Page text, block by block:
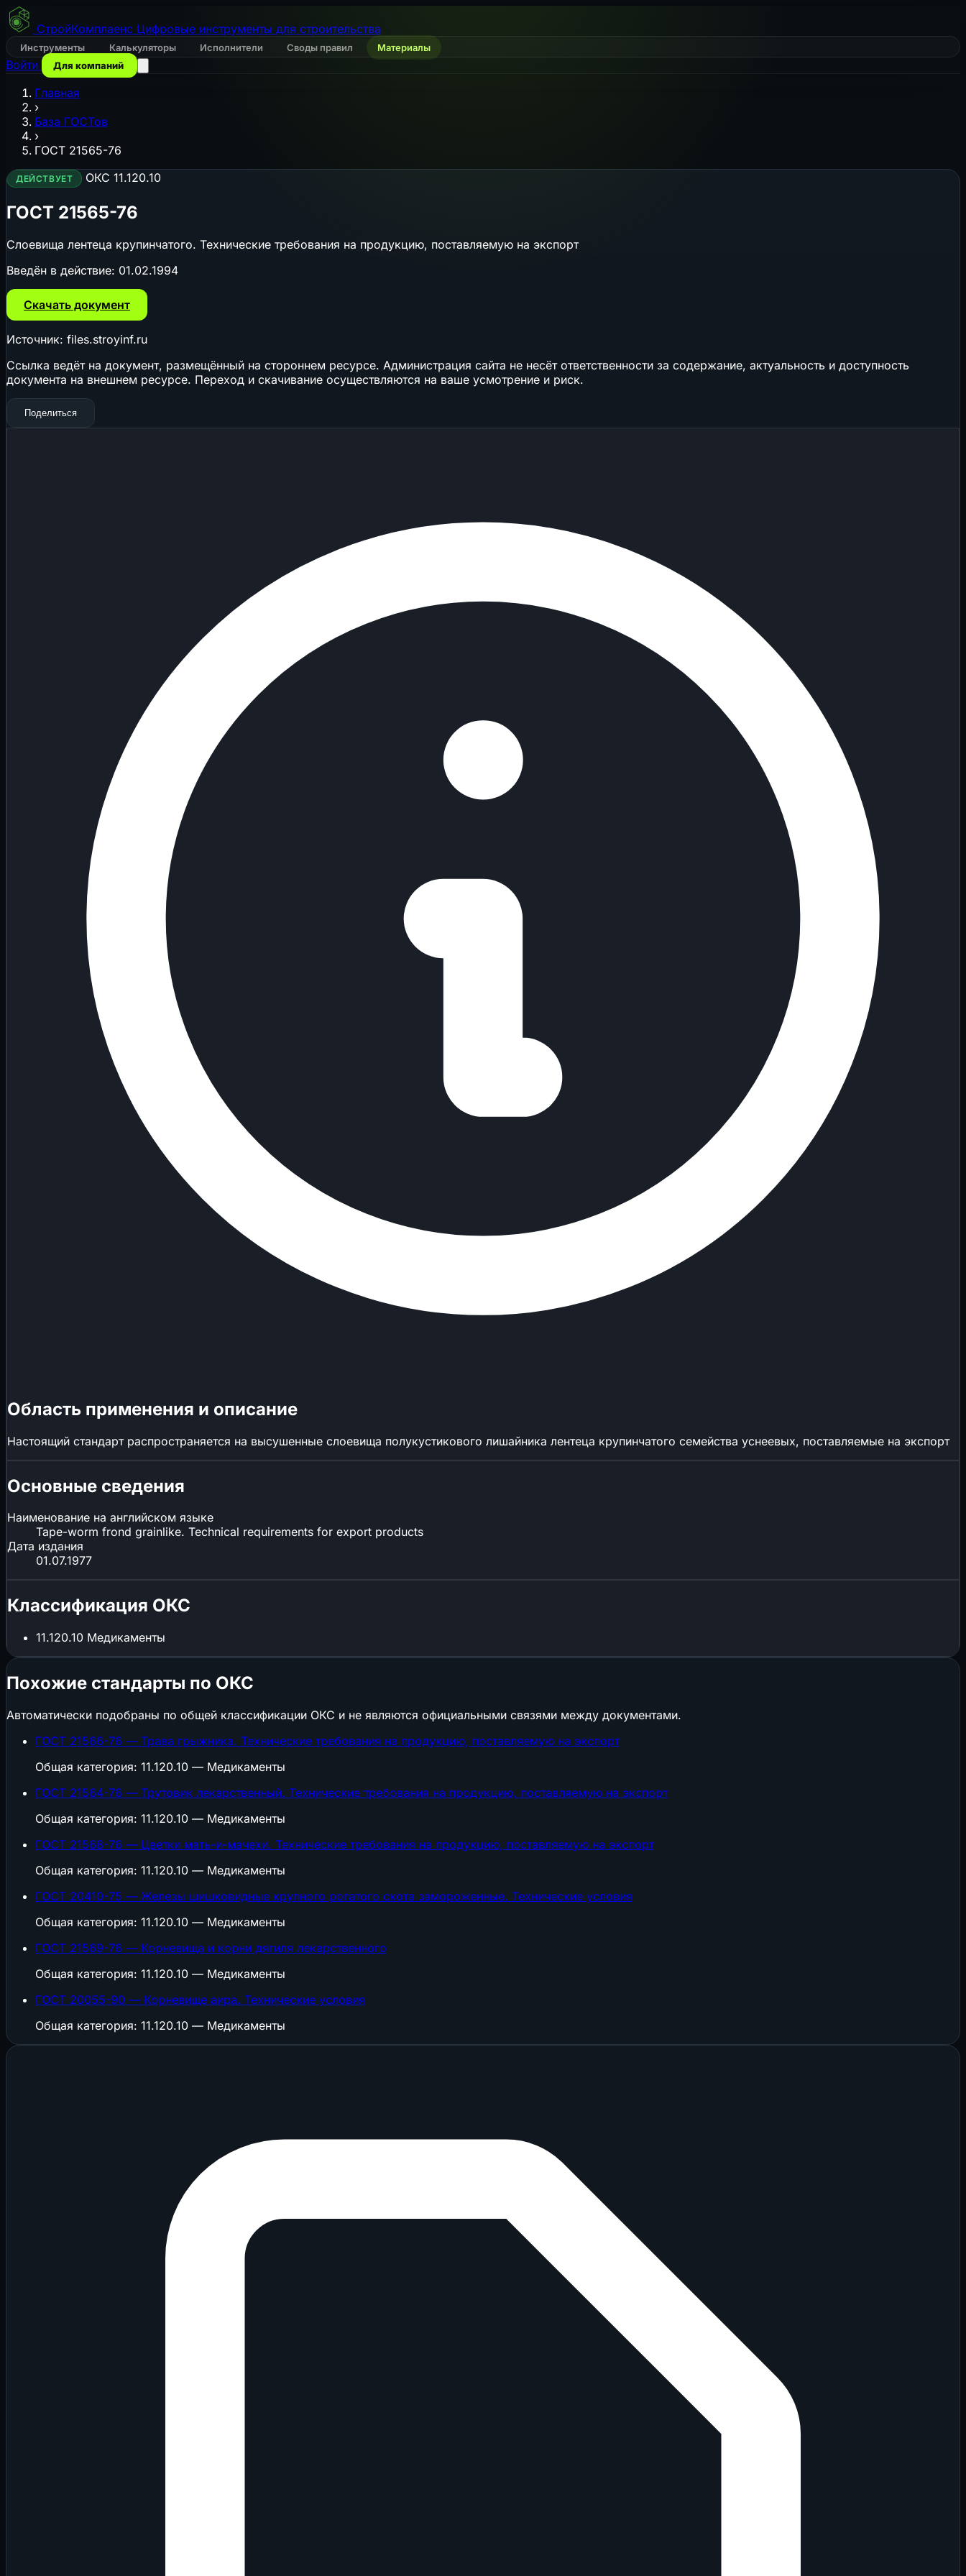
СтройКомплаенс Цифровые инструменты для строительства
Инструменты Калькуляторы Исполнители Своды правил Материалы
Войти Для компаний
Главная
›
База ГОСТов
›
ГОСТ 21565-76
ДЕЙСТВУЕТ ОКС 11.120.10
ГОСТ 21565-76
Слоевища лентеца крупинчатого. Технические требования на продукцию, поставляемую на экспорт
Введён в действие: 01.02.1994
Скачать документ
Источник: files.stroyinf.ru
Ссылка ведёт на документ, размещённый на стороннем ресурсе. Администрация сайта не несёт ответственности за содержание, актуальность и доступность
документа на внешнем ресурсе. Переход и скачивание осуществляются на ваше усмотрение и риск.
Поделиться
Область применения и описание
Настоящий стандарт распространяется на высушенные слоевища полукустикового лишайника лентеца крупинчатого семейства уснеевых, поставляемые на экспорт
Основные сведения
Наименование на английском языке
Tape-worm frond grainlike. Technical requirements for export products
Дата издания
01.07.1977
Классификация ОКС
11.120.10 Медикаменты
Похожие стандарты по ОКС
Автоматически подобраны по общей классификации ОКС и не являются официальными связями между документами.
ГОСТ 21566-76 — Трава грыжника. Технические требования на продукцию, поставляемую на экспорт
Общая категория: 11.120.10 — Медикаменты
ГОСТ 21564-76 — Трутовик лекарственный. Технические требования на продукцию, поставляемую на экспорт
Общая категория: 11.120.10 — Медикаменты
ГОСТ 21568-76 — Цветки мать-и-мачехи. Технические требования на продукцию, поставляемую на экспорт
Общая категория: 11.120.10 — Медикаменты
ГОСТ 20410-75 — Железы шишковидные крупного рогатого скота замороженные. Технические условия
Общая категория: 11.120.10 — Медикаменты
ГОСТ 21569-76 — Корневища и корни дягиля лекарственного
Общая категория: 11.120.10 — Медикаменты
ГОСТ 20055-90 — Корневище аира. Технические условия
Общая категория: 11.120.10 — Медикаменты